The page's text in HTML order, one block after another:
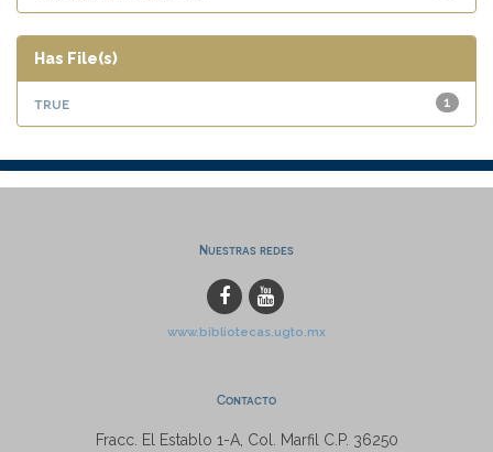
Has File(s)
1
true
Nuestras redes
www.bibliotecas.ugto.mx
Contacto
Fracc. El Establo 1-A, Col. Marfil C.P. 36250